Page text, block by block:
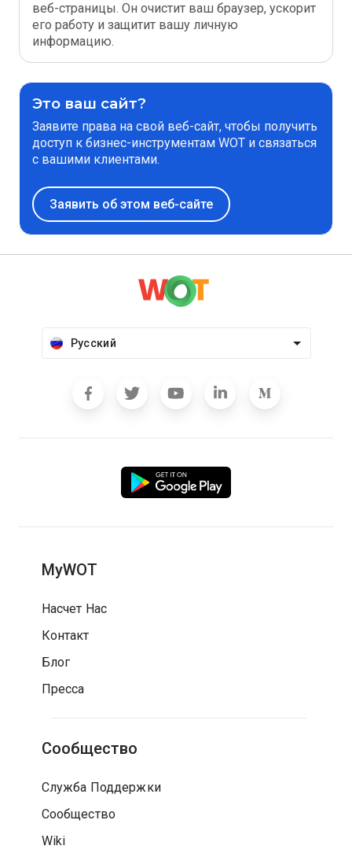
веб-страницы. Он очистит ваш браузер, ускорит
его работу и защитит вашу личную
информацию.
Это ваш сайт?
Заявите права на свой веб-сайт, чтобы получить
доступ к бизнес-инструментам WOT и связаться
с вашими клиентами.
Заявить об этом веб-сайте
Русский
MyWOT
Насчет Нас
Контакт
Блог
Пресса
Сообщество
Служба Поддержки
Сообщество
Wiki